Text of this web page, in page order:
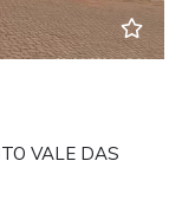
VALE DAS